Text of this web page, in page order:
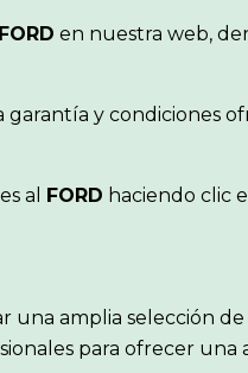
FORD en nuestra web,
garantía y condiciones
al FORD haciendo clic
una amplia selección de
para ofrecer